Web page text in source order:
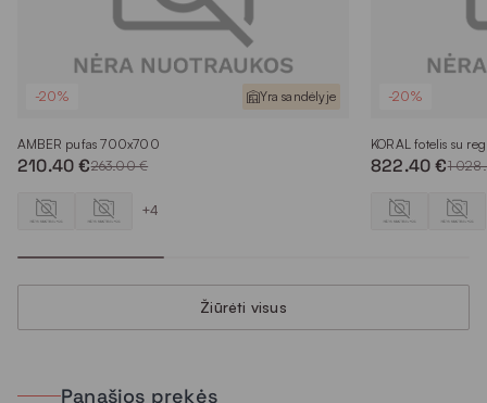
-20% Yra sandėlyje
AMBER pufas 700x700
210.40 €263.00 €
+4
-20%
KORAL fotelis su
822.40 €1
Žiūrėti visus
Panašios prekės